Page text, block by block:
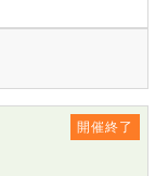
開催終了